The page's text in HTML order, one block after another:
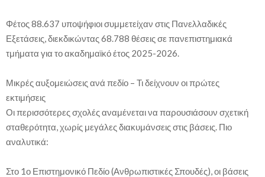
Φέτος 88.637 υποψήφιοι συμμετείχαν στις Πανελλαδικές
Εξετάσεις, διεκδικώντας 68.788 θέσεις σε πανεπιστημιακά
τμήματα για το ακαδημαϊκό έτος 2025-2026.
Μικρές αυξομειώσεις ανά πεδίο – Τι δείχνουν οι πρώτες
εκτιμήσεις
Οι περισσότερες σχολές αναμένεται να παρουσιάσουν σχετική
σταθερότητα, χωρίς μεγάλες διακυμάνσεις στις βάσεις. Πιο
αναλυτικά:
Στο 1ο Επιστημονικό Πεδίο (Ανθρωπιστικές Σπουδές), οι βάσεις